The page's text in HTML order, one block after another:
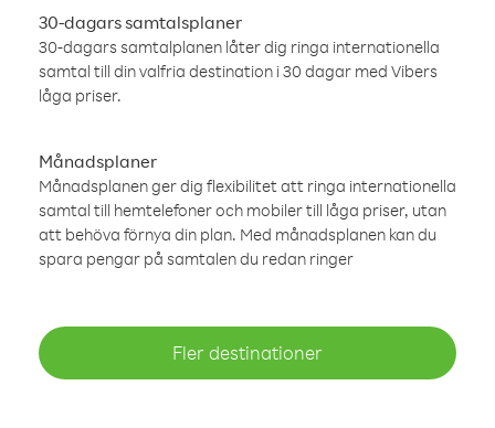
30-dagars samtalsplaner
30-dagars samtalplanen låter dig ringa internationella
samtal till din valfria destination i 30 dagar med Vibers
låga priser.
Månadsplaner
Månadsplanen ger dig flexibilitet att ringa internationella
samtal till hemtelefoner och mobiler till låga priser, utan
att behöva förnya din plan. Med månadsplanen kan du
spara pengar på samtalen du redan ringer
Fler destinationer